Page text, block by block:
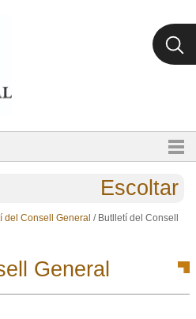
Escoltar
del Consell General / Butlletí del Consell
General